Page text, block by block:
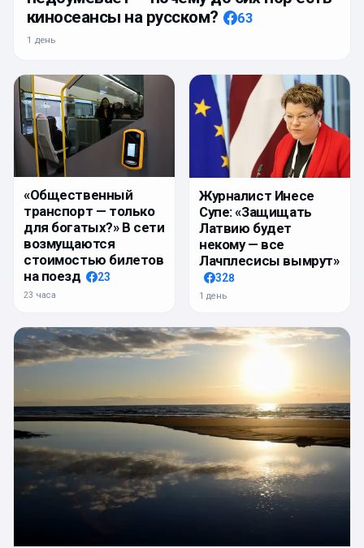
киносеансы на русском?
63
1 день
«Общественный
транспорт — только
для богатых?» В сети
возмущаются
стоимостью билетов
на поезд
23
23 часа
Журналист Инесе
Супе: «Защищать
Латвию будет
некому — все
Лачплесисы вымрут»
328
1 день